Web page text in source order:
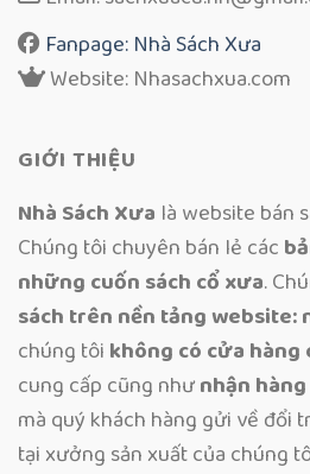
Fanpage: Nhà Sách Xưa
Website: Nhasachxua.com
GIỚI THIỆU
Nhà Sách Xưa là website bán
Chúng tôi chuyên bán lẻ các
những cuốn sách cổ xưa.
sách trên nền tảng website:
chúng tôi không có cửa hàng
cung cấp cũng nhưnhận
mà quý khách hàng gửi về đổi
tại xưởng sản xuất của chúng